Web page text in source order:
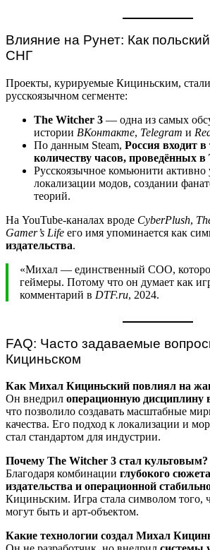
Влияние на Рунет: Как
СНГ
Проекты, курируемые Кициньским,
русскоязычном сегменте:
The Witcher 3 — одна из самых
истории ВКонтакте, Telegram и
По данным Steam, Россия входит в
количеству часов, проведённых
Русскоязычное комьюнити активно
локализации модов, создании
теорий.
На YouTube-каналах вроде CyberPlush,
Gamer’s Life его имя упоминается как
издательства.
«Михал — единственный COO,
геймеры. Потому что он думает как
комментарий в DTF.ru, 2024.
FAQ: Часто задаваемые
Кициньском
Как Михал Кициньский повлиял на
Он внедрил операционную дисциплину
что позволило создавать масштабные
качества. Его подход к локализации и
стал стандартом для индустрии.
Почему The Witcher 3 стал культовым?
Благодаря комбинации глубокого
издательства и операционной
Кициньским. Игра стала символом того,
могут быть и арт-объектом.
Какие технологии создал Михал